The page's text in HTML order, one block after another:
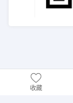
收藏